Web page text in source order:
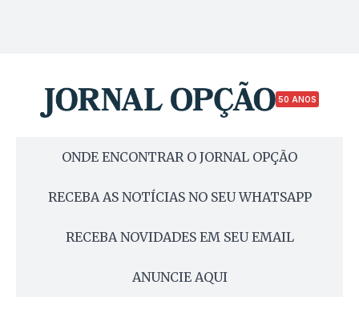
50 ANOS
ONDE ENCONTRAR O JORNAL OPÇÃO
RECEBA AS NOTÍCIAS NO SEU WHATSAPP
RECEBA NOVIDADES EM SEU EMAIL
ANUNCIE AQUI